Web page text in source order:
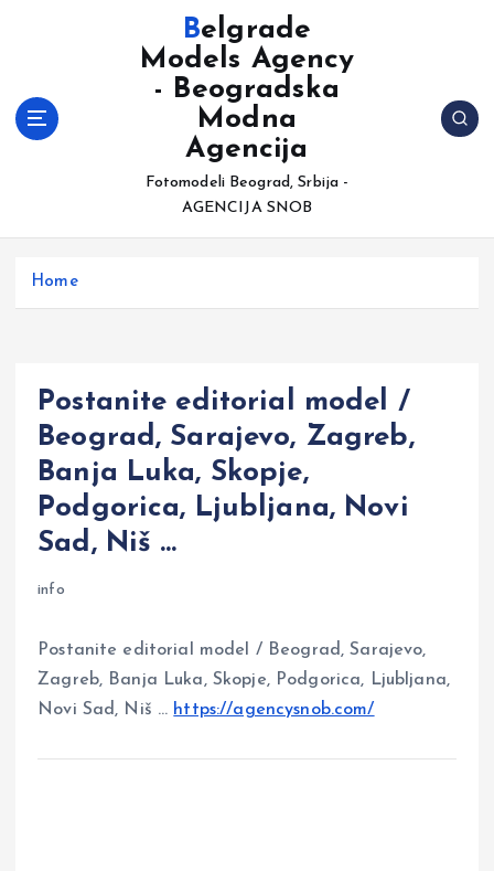
t
Belgrade
Models Agency
- Beogradska
Modna
Agencija
Fotomodeli Beograd, Srbija -
AGENCIJA SNOB
Home
Postanite editorial model /
Beograd, Sarajevo, Zagreb,
Banja Luka, Skopje,
Podgorica, Ljubljana, Novi
Sad, Niš …
info
Postanite editorial model / Beograd, Sarajevo,
Zagreb, Banja Luka, Skopje, Podgorica, Ljubljana,
Novi Sad, Niš … https://agencysnob.com/